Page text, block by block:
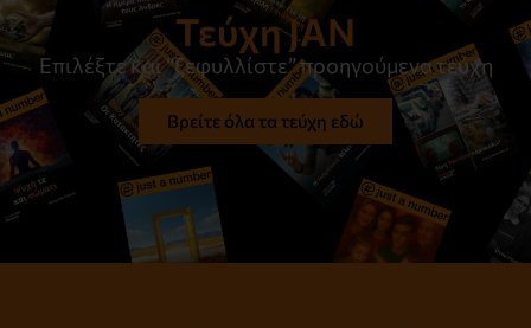
Τεύχη JAN
Επιλέξτε και “ξεφυλλίστε” προηγούμενα τεύχη
Βρείτε όλα τα τεύχη εδώ